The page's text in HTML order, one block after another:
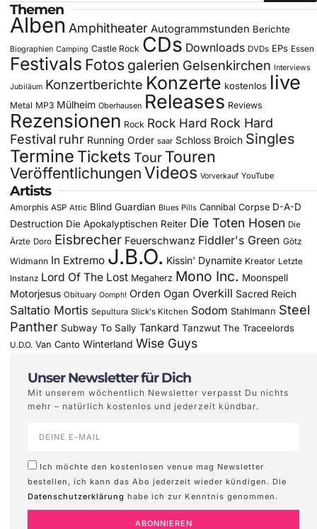
Themen
Alben Amphitheater Autogrammstunden Berichte
Biographien Camping Castle Rock CDs Downloads DVDs EPs Essen
Festivals Fotos galerien Gelsenkirchen Interviews
Jubiläum Konzertberichte Konzerte kostenlos live
Metal MP3 Mülheim Oberhausen Releases Reviews
Rezensionen Rock Rock Hard Rock Hard
Festival ruhr Running Order saar Schloss Broich Singles
Termine Tickets Tour Touren
Veröffentlichungen Videos Vorverkauf YouTube
Artists
Amorphis ASP Attic Blind Guardian Blues Pills Cannibal Corpse D-A-D
Destruction Die Apokalyptischen Reiter Die Toten Hosen Die
Ärzte Doro Eisbrecher Feuerschwanz Fiddler's Green Götz
Widmann In Extremo J.B.O. Kissin' Dynamite Kreator Letzte
Instanz Lord Of The Lost Megaherz Mono Inc. Moonspell
Motorjesus Obituary Oomph! Orden Ogan Overkill Sacred Reich
Saltatio Mortis Sepultura Slick's Kitchen Sodom Stahlmann Steel
Panther Subway To Sally Tankard Tanzwut The Traceelords
U.D.O. Van Canto Winterland Wise Guys
Unser Newsletter für Dich
Mit unserem wöchentlich Newsletter verpasst Du nichts
mehr – natürlich kostenlos und jederzeit kündbar.
Ich möchte den kostenlosen venue mag Newsletter
bestellen, ich kann das Abo jederzeit wieder kündigen. Die
Datenschutzerklärung habe ich zur Kenntnis genommen.
ABONNIEREN